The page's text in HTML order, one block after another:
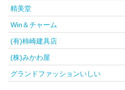
精美堂
Win＆チャーム
(有)柿崎建具店
(株)みかわ屋
グランドファッションいしい